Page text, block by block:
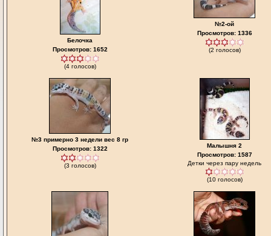
Белочка
Просмотров: 1652
(4 голосов)
№2-ой
Просмотров: 1336
(2 голосов)
№3 примерно 3 недели вес 8 гр
Просмотров: 1322
(3 голосов)
Малышня 2
Просмотров: 1587
Детки через пару недель
(10 голосов)